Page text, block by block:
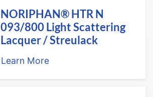
093/800 Light Scattering
Lacquer / Streulack
Learn More